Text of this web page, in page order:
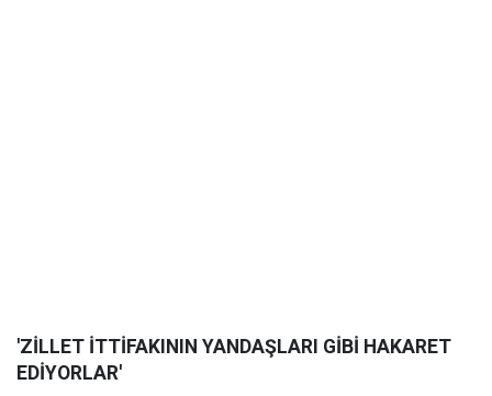
'ZİLLET İTTİFAKININ YANDAŞLARI GİBİ HAKARET
EDİYORLAR'